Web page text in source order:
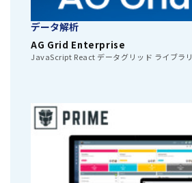
データ解析
AG Grid Enterprise
JavaScript React データグリッド ライブラリ